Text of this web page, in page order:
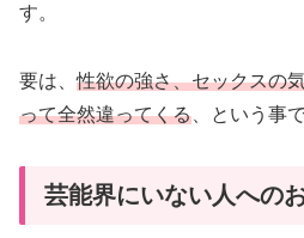
す。
要は、性欲の強さ、セックスの
って全然違ってくる 、という事
芸能界にいない人への